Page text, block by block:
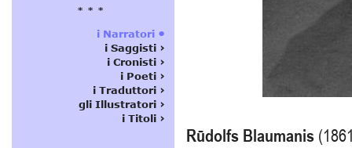
Rūdolfs Blaumanis